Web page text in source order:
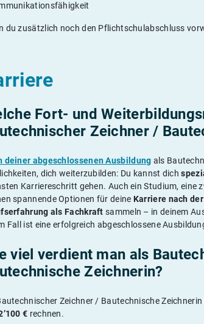
du zusätzlich noch den Pflichtschulabschluss
Fort- und
Zeichner /
deiner abgeschlossenen Ausbildung als
dich weiterzubilden: Du kannst dich
Karriereschritt gehen. Auch ein Studium, eine
spannende Optionen für deine Karriere nach
als Fachkraft sammeln – in deinem
Fall ist eine erfolgreich abgeschlossene
viel verdient man als
Zeichnerin?
Zeichner / Bautechnische
€ rechnen.